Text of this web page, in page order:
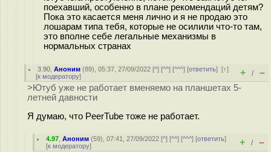
поехавший, особенно в плане рекомендаций детям?
Пока это касается меня лично и я не продаю это
лошарам типа тебя, которые не осилили что-то там,
это вполне себе легальные механизмы в
нормальных странах
3.90 ,Аноним (89), 05:37, 27/09/2022 [^] [^^] [^^^] [ответить][↑]
[к модератору] + / –
>Ютуб уже не работает вменяемо на планшетах 5-
летней давности
Я думаю, что PeerTube тоже не работает.
4.97 ,Аноним (59), 07:41, 27/09/2022 [^] [^^] [^^^] [ответить]
[к модератору] + / –